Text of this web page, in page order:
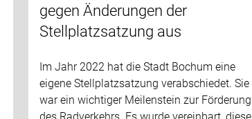
gegen Änderungen der
Stellplatzsatzung aus
Im Jahr 2022 hat die Stadt Bochum eine
eigene Stellplatzsatzung verabschiedet. Sie
war ein wichtiger Meilenstein zur Förderung